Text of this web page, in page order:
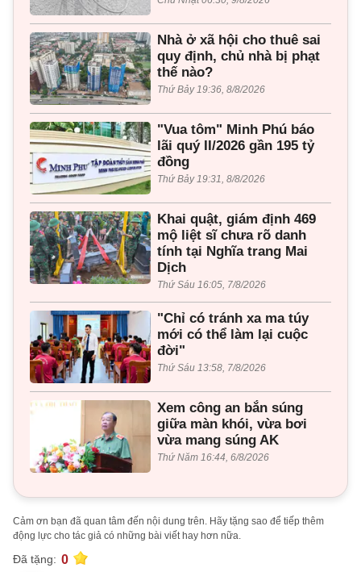
Nhà ở xã hội cho thuê sai
quy định, chủ nhà bị phạt
thế nào?
Thứ Bảy 19:36, 8/8/2026
"Vua tôm" Minh Phú báo
lãi quý II/2026 gần 195 tỷ
đồng
Thứ Bảy 19:31, 8/8/2026
Khai quật, giám định 469
mộ liệt sĩ chưa rõ danh
tính tại Nghĩa trang Mai
Dịch
Thứ Sáu 16:05, 7/8/2026
"Chỉ có tránh xa ma túy
mới có thể làm lại cuộc
đời"
Thứ Sáu 13:58, 7/8/2026
Xem công an bắn súng
giữa màn khói, vừa bơi
vừa mang súng AK
Thứ Năm 16:44, 6/8/2026
Cảm ơn bạn đã quan tâm đến nội dung trên. Hãy tặng sao để tiếp thêm
động lực cho tác giả có những bài viết hay hơn nữa.
Đã tặng: 0